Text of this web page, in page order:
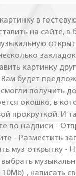
в
на сайте,
картинку
будет
получить
окошко, в
прокруткой. И
по надписи -
- Разместить
муз открытку -
, написать